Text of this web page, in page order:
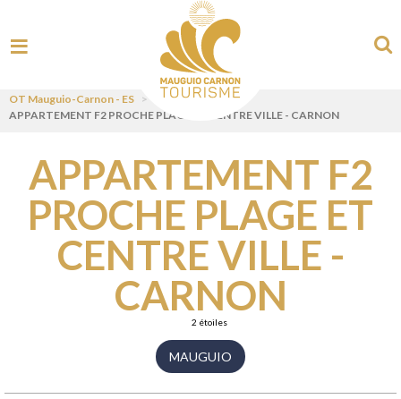
OT Mauguio-Carnon - ES >
APPARTEMENT F2 PROCHE PLAGE ET CENTRE VILLE - CARNON
APPARTEMENT F2
PROCHE PLAGE ET
CENTRE VILLE -
CARNON
2 étoiles
MAUGUIO